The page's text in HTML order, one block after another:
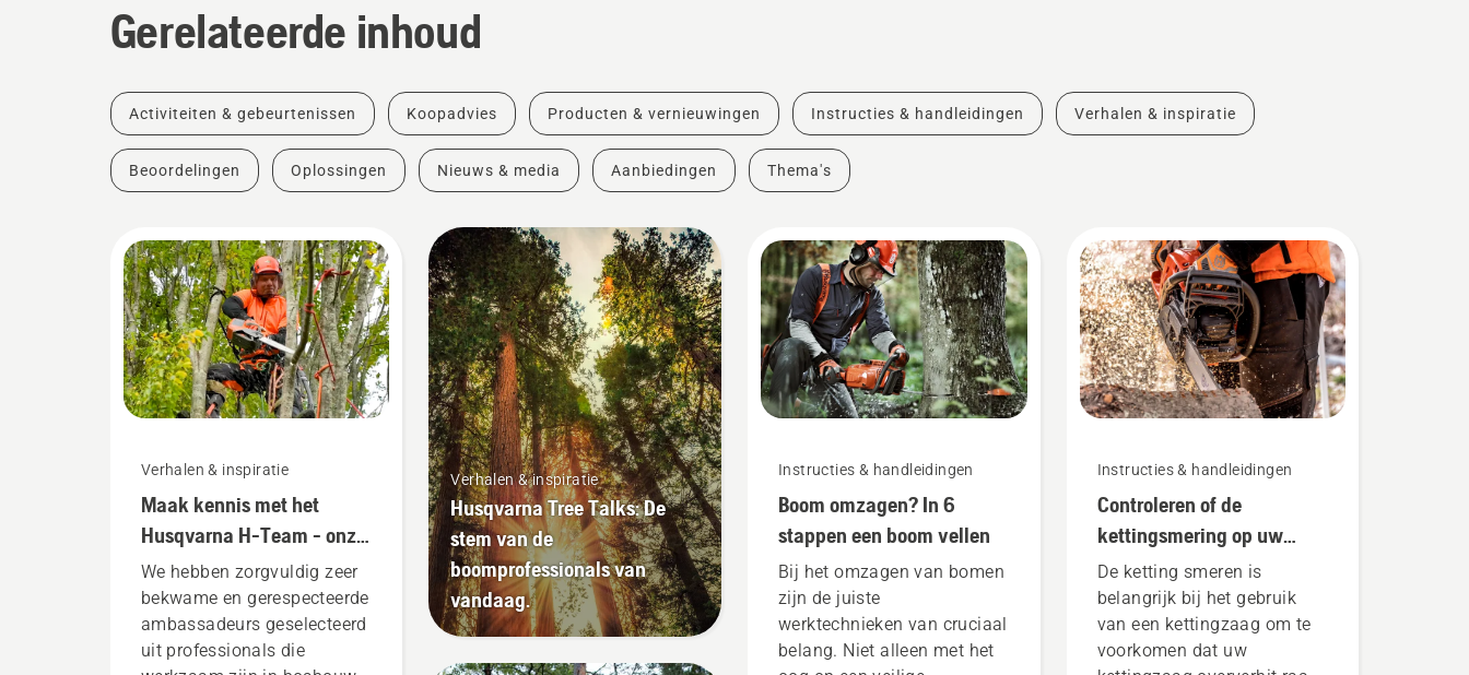
Gerelateerde inhoud
Activiteiten & gebeurtenissen Koopadvies Producten & vernieuwingen Instructies & handleidingen Verhalen & inspiratie
Beoordelingen Oplossingen Nieuws & media Aanbiedingen Thema's
Verhalen & inspiratie
Maak kennis met het
Husqvarna H-Team - onze
meest veeleisende
gebruikers
We hebben zorgvuldig zeer
bekwame en gerespecteerde
ambassadeurs geselecteerd
uit professionals die
Verhalen & inspiratie
Husqvarna Tree Talks: De
stem van de
boomprofessionals van
vandaag.
Instructies & handleidingen
Boom omzagen? In 6
stappen een boom vellen
Bij het omzagen van bomen
zijn de juiste
werktechnieken van cruciaal
belang. Niet alleen met het
Instructies & handleidingen
Controleren of de
kettingsmering op uw
kettingzaag werkt
De ketting smeren is
belangrijk bij het gebruik
van een kettingzaag om te
voorkomen dat uw